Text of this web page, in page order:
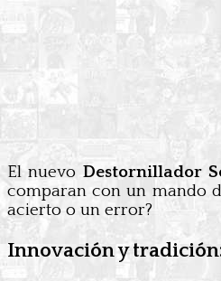
El nuevo Destornillador
comparan con un mando
acierto o un error?
Innovación y